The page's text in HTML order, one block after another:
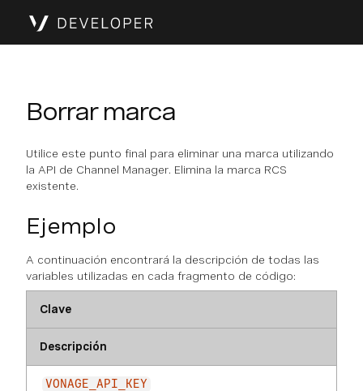
Borrar marca
Utilice este punto final para eliminar una marca utilizando
la API de Channel Manager. Elimina la marca RCS
existente.
Ejemplo
A continuación encontrará la descripción de todas las
variables utilizadas en cada fragmento de código:
Clave
Descripción
VONAGE_API_KEY